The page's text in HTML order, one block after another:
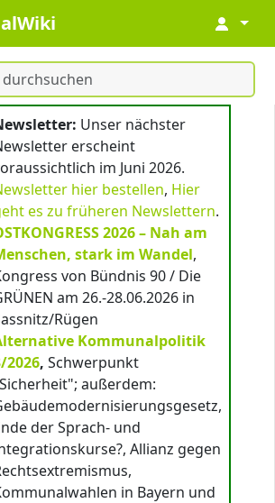
↓
Unser nächster
erscheint
im Juni 2026.
hier bestellen, Hier
es zu früheren Newslettern.
2026 – Nah am
stark im Wandel,
von Bündnis 90 / Die
am 26.-28.06.2026 in
Rügen
Kommunalpolitik
2026, Schwerpunkt
außerdem:
der Sprach- und
Allianz gegen
in Bayern und